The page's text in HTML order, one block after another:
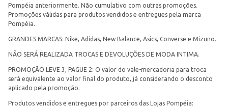
Pompéia anteriormente. Não cumulativo com outras promoções.
Promoções válidas para produtos vendidos e entregues pela marca
Pompéia.
GRANDES MARCAS: Nike, Adidas, New Balance, Asics, Converse e Mizuno.
NÃO SERÁ REALIZADA TROCAS E DEVOLUÇÕES DE MODA INTIMA.
PROMOÇÃO LEVE 3, PAGUE 2: O valor do vale-mercadoria para troca
será equivalente ao valor final do produto, já considerando o desconto
aplicado pela promoção.
Produtos vendidos e entregues por parceiros das Lojas Pompéia: